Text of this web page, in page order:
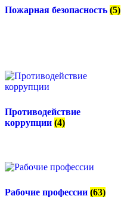
Пожарная безопасность (5)
Противодействие
коррупции (4)
Рабочие профессии (63)